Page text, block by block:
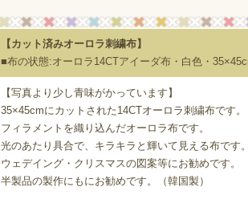
【カット済みオーロラ刺繍布】
■布の状態:オーロラ14CTアイーダ布・白色・
【写真より少し青味がかっています】
35×45cmにカットされた14CTオーロラ刺繍布です。
フィラメントを織り込んだオーロラ布です。
光のあたり具合で、キラキラと輝いて見える布です
ウェデイング・クリスマスの図案等にお勧めです。
半製品の製作にもにお勧めです。（韓国製）